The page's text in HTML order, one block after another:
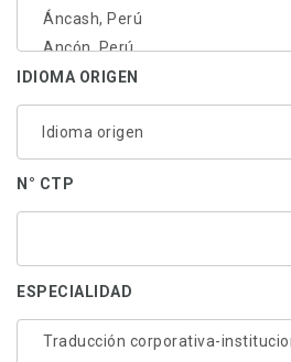
IDIOMA ORIGEN
N° CTP
ESPECIALIDAD